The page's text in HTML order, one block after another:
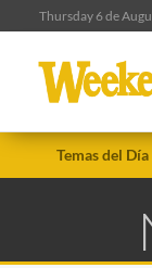
Thursday 6 de
Temas del Día